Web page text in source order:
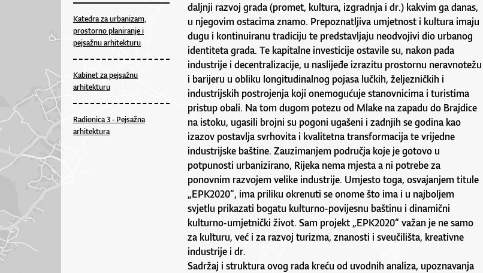
Katedra za urbanizam,
prostorno planiranje i
pejsažnu arhitekturu
Kabinet za pejsažnu
arhitekturu
Radionica 3 - Pejsažna
arhitektura
daljnji razvoj grada (promet, kultura, izgradnja i dr.) kakvim ga danas,
u njegovim ostacima znamo. Prepoznatljiva umjetnost i kultura imaju
dugu i kontinuiranu tradiciju te predstavljaju neodvojivi dio urbanog
identiteta grada. Te kapitalne investicije ostavile su, nakon pada
industrije i decentralizacije, u naslijeđe izrazitu prostornu neravnotežu
i barijeru u obliku longitudinalnog pojasa lučkih, željezničkih i
industrijskih postrojenja koji onemogućuje stanovnicima i turistima
pristup obali. Na tom dugom potezu od Mlake na zapadu do Brajdice
na istoku, ugasili brojni su pogoni ugašeni i zadnjih se godina kao
izazov postavlja svrhovita i kvalitetna transformacija te vrijedne
industrijske baštine. Zauzimanjem područja koje je gotovo u
potpunosti urbanizirano, Rijeka nema mjesta a ni potrebe za
ponovnim razvojem velike industrije. Umjesto toga, osvajanjem titule
„EPK2020“, ima priliku okrenuti se onome što ima i u najboljem
svjetlu prikazati bogatu kulturno-povijesnu baštinu i dinamični
kulturno-umjetnički život. Sam projekt „EPK2020“ važan je ne samo
za kulturu, već i za razvoj turizma, znanosti i sveučilišta, kreativne
industrije i dr.
Sadržaj i struktura ovog rada kreću od uvodnih analiza, upoznavanja